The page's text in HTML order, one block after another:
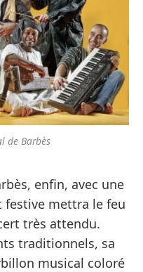
de Barbès
enfin, avec une
mettra le feu
très attendu.
traditionnels, sa
musical coloré